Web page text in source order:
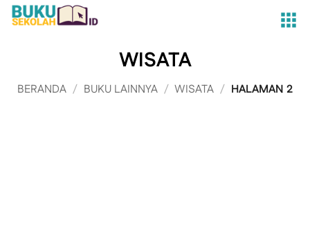
Skip
WISATA
BERANDA / BUKU LAINNYA / WISATA / HALAMAN 2